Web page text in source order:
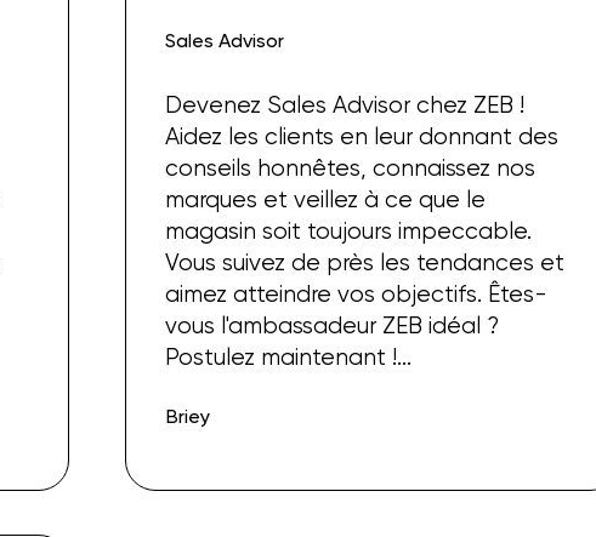
Briey
Sales Advisor
Devenez Sales Advisor chez ZEB !
Aidez les clients en leur donnant des
conseils honnêtes, connaissez nos
marques et veillez à ce que le
magasin soit toujours impeccable.
Vous suivez de près les tendances et
aimez atteindre vos objectifs. Êtes-
vous l'ambassadeur ZEB idéal ?
Postulez maintenant !...